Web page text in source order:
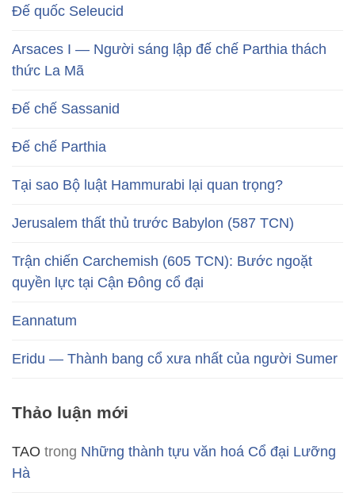
Đế quốc Seleucid
Arsaces I — Người sáng lập đế chế Parthia thách
thức La Mã
Đế chế Sassanid
Đế chế Parthia
Tại sao Bộ luật Hammurabi lại quan trọng?
Jerusalem thất thủ trước Babylon (587 TCN)
Trận chiến Carchemish (605 TCN): Bước ngoặt
quyền lực tại Cận Đông cổ đại
Eannatum
Eridu — Thành bang cổ xưa nhất của người Sumer
Thảo luận mới
TAO trong Những thành tựu văn hoá Cổ đại Lưỡng
Hà